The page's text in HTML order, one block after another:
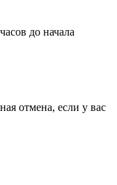
до начала
отмена, если у вас